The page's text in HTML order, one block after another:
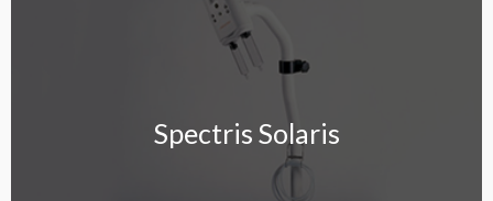
Spectris Solaris
Spectris Solaris